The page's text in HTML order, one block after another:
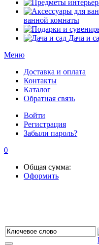
ванной комнаты
Дача и
Меню
Доставка и оплата
Контакты
Каталог
Обратная связь
Войти
Регистрация
Забыли пароль?
0
Общая сумма:
Оформить